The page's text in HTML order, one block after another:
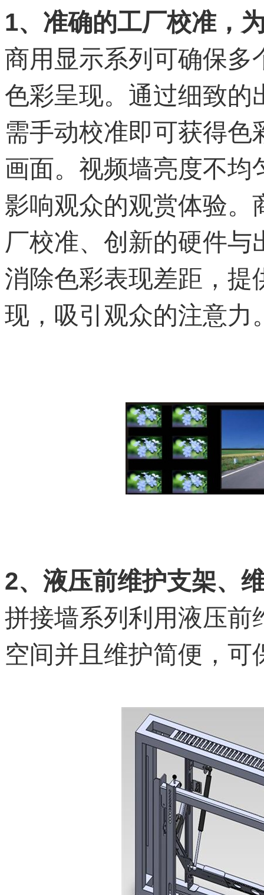
1、准确的工厂校准，
商用显示系列可确保多
色彩呈现。通过细致的
需手动校准即可获得
画面。视频墙亮度不均
影响观众的观赏体验。
厂校准、创新的硬件
消除色彩表现差距，提
现，吸引观众的注意力
2、 液压前维护支架、
拼接墙系列利用液压前
空间并且维护简便，